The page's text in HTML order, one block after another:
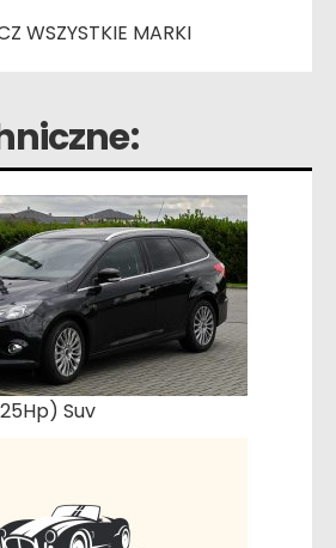
WSZYSTKIE MARKI
Suv